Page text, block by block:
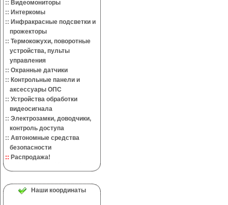
:: Видеомониторы
:: Интеркомы
:: Инфракрасные подсветки и
прожекторы
:: Термокожухи, поворотные
устройства, пульты
управления
:: Охранные датчики
:: Контрольные панели и
аксессуары ОПС
:: Устройства обработки
видеосигнала
:: Электрозамки, доводчики,
контроль доступа
:: Автономные средства
безопасности
:: Распродажа!
Наши координаты